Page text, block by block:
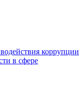
коррупции
в сфере